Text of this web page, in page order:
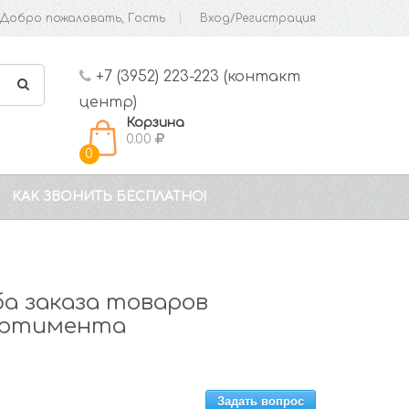
Добро пожаловать, Гость Вход/Регистрация
+7 (3952) 223-223 (контакт
центр)
0
Корзина
0.00
КАК ЗВОНИТЬ БЕСПЛАТНО!
заказа товаров
Задать вопрос